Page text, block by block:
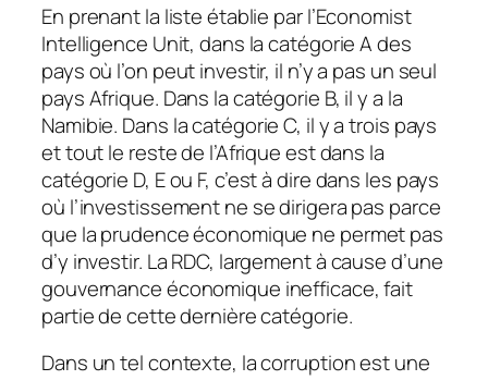
En prenant la liste établie par l’Economist
Intelligence Unit, dans la catégorie A des
pays où l’on peut investir, il n’y a pas un seul
pays Afrique. Dans la catégorie B, il y a la
Namibie. Dans la catégorie C, il y a trois pays
et tout le reste de l’Afrique est dans la
catégorie D, E ou F, c’est à dire dans les pays
où l’investissement ne se dirigera pas parce
que la prudence économique ne permet pas
d’y investir. La RDC, largement à cause d’une
gouvernance économique inefficace, fait
partie de cette dernière catégorie.
Dans un tel contexte, la corruption est une